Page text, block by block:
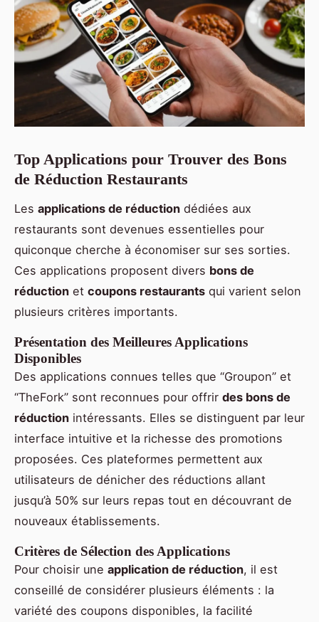
Top Applications pour Trouver des Bons
de Réduction Restaurants
Les applications de réduction dédiées aux
restaurants sont devenues essentielles pour
quiconque cherche à économiser sur ses sorties.
Ces applications proposent divers bons de
réduction et coupons restaurants qui varient selon
plusieurs critères importants.
Présentation des Meilleures Applications
Disponibles
Des applications connues telles que “Groupon” et
“TheFork” sont reconnues pour offrir des bons de
réduction intéressants. Elles se distinguent par leur
interface intuitive et la richesse des promotions
proposées. Ces plateformes permettent aux
utilisateurs de dénicher des réductions allant
jusqu’à 50% sur leurs repas tout en découvrant de
nouveaux établissements.
Critères de Sélection des Applications
Pour choisir une application de réduction, il est
conseillé de considérer plusieurs éléments : la
variété des coupons disponibles, la facilité